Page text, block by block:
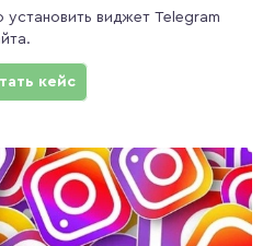
установить виджет Telegram
кейс